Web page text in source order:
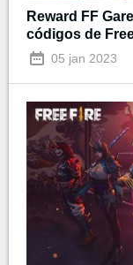
Reward FF
códigos de
05 jan 2023